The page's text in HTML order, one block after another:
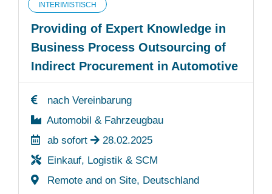
INTERIMISTISCH
Providing of Expert Knowledge in
Business Process Outsourcing of
Indirect Procurement in Automotive
nach Vereinbarung
Automobil & Fahrzeugbau
ab sofort
28.02.2025
Einkauf, Logistik & SCM
Remote and on Site, Deutschland